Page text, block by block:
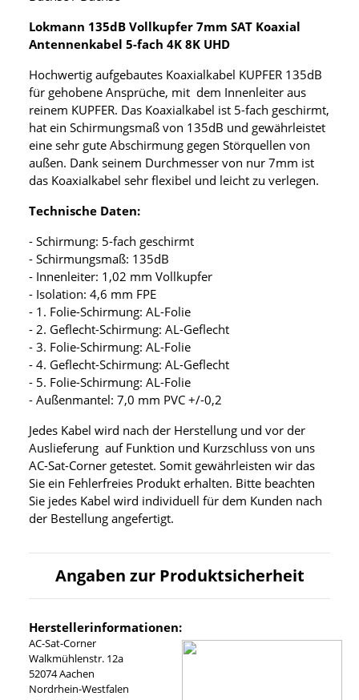
Lokmann 135dB Vollkupfer 7mm SAT Koaxial
Antennenkabel 5-fach 4K 8K UHD
Hochwertig aufgebautes Koaxialkabel KUPFER 135dB
für gehobene Ansprüche, mit dem Innenleiter aus
reinem KUPFER. Das Koaxialkabel ist 5-fach geschirmt,
hat ein Schirmungsmaß von 135dB und gewährleistet
eine sehr gute Abschirmung gegen Störquellen von
außen. Dank seinem Durchmesser von nur 7mm ist
das Koaxialkabel sehr flexibel und leicht zu verlegen.
Technische Daten:
- Schirmung: 5-fach geschirmt
- Schirmungsmaß: 135dB
- Innenleiter: 1,02 mm Vollkupfer
- Isolation: 4,6 mm FPE
- 1. Folie-Schirmung: AL-Folie
- 2. Geflecht-Schirmung: AL-Geflecht
- 3. Folie-Schirmung: AL-Folie
- 4. Geflecht-Schirmung: AL-Geflecht
- 5. Folie-Schirmung: AL-Folie
- Außenmantel: 7,0 mm PVC +/-0,2
Jedes Kabel wird nach der Herstellung und vor der
Auslieferung auf Funktion und Kurzschluss von uns
AC-Sat-Corner getestet. Somit gewährleisten wir das
Sie ein Fehlerfreies Produkt erhalten. Bitte beachten
Sie jedes Kabel wird individuell für dem Kunden nach
der Bestellung angefertigt.
Angaben zur Produktsicherheit
Herstellerinformationen:
AC-Sat-Corner
Walkmühlenstr. 12a
52074 Aachen
Nordrhein-Westfalen